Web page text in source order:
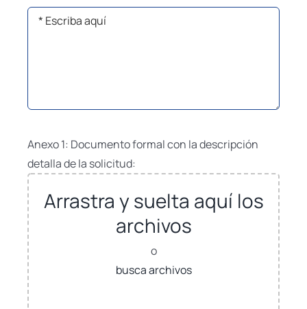
Anexo 1: Documento formal con la descripción
detalla de la solicitud:
Arrastra y suelta aquí los
archivos
o
busca archivos